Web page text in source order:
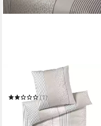
Bettwäsche Leo
(1)
ab 49,00 €
in 2-3 Werktagen bei dir